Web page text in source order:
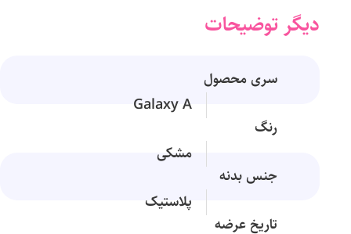
دیگر توضیحات
سری محصول
Galaxy A
رنگ
مشکی
جنس بدنه
پلاستیک
تاریخ عرضه